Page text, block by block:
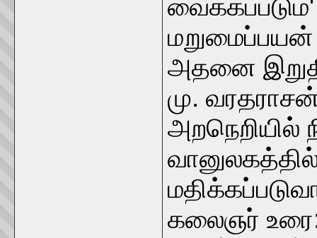
மறுமைப்பயன்
அதனை
மு.
அறநெறியில்
கலைஞர்